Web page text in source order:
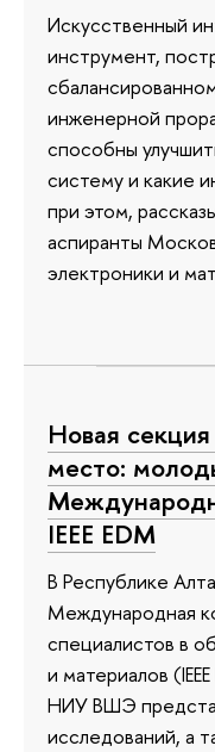
Искусственный
инструмент,
инженерной
способны
систему и какие
при этом,
аспиранты
электроники и
Новая
место:
IEEE EDM
В Республике
Международная
специалистов в
и материалов
НИУ ВШЭ
исследований, а